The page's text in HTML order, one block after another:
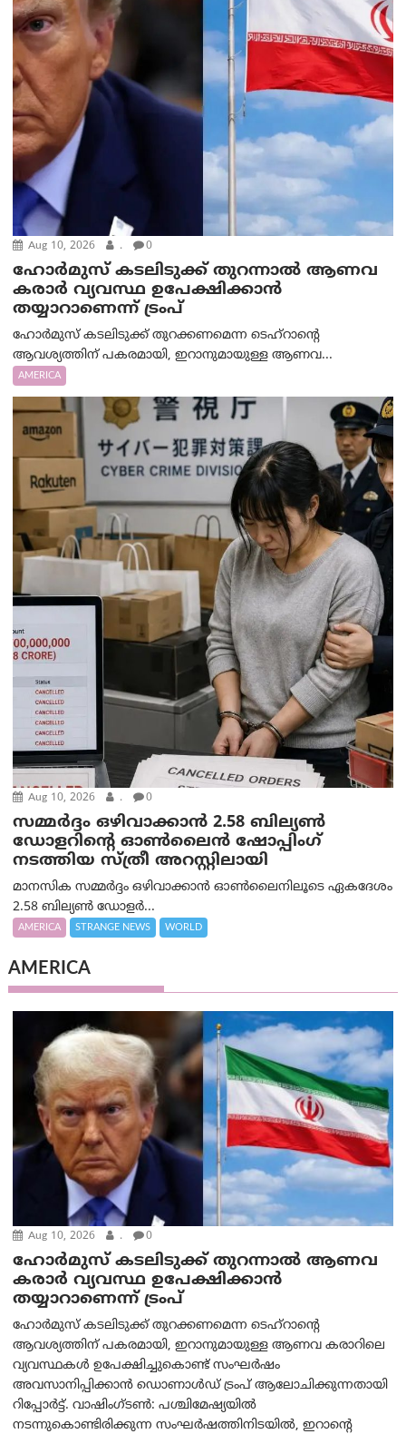
Aug 10, 2026 . 0
ഹോർമുസ് കടലിടുക്ക് തുറന്നാൽ ആണവ
കരാർ വ്യവസ്ഥ ഉപേക്ഷിക്കാൻ
തയ്യാറാണെന്ന് ട്രം‌പ്
ഹോർമുസ് കടലിടുക്ക് തുറക്കണമെന്ന ടെഹ്‌റാന്റെ
ആവശ്യത്തിന് പകരമായി, ഇറാനുമായുള്ള ആണവ...
AMERICA
Aug 10, 2026 . 0
സമ്മര്‍ദ്ദം ഒഴിവാക്കാന്‍ 2.58 ബില്യൺ
ഡോളറിന്റെ ഓണ്‍ലൈന്‍ ഷോപ്പിംഗ്
നടത്തിയ സ്ത്രീ അറസ്റ്റിലായി
മാനസിക സമ്മര്‍ദ്ദം ഒഴിവാക്കാന്‍ ഓണ്‍ലൈനിലൂടെ ഏകദേശം
2.58 ബില്യൺ ഡോളർ...
AMERICA STRANGE NEWS WORLD
AMERICA
Aug 10, 2026 . 0
ഹോർമുസ് കടലിടുക്ക് തുറന്നാൽ ആണവ
കരാർ വ്യവസ്ഥ ഉപേക്ഷിക്കാൻ
തയ്യാറാണെന്ന് ട്രം‌പ്
ഹോർമുസ് കടലിടുക്ക് തുറക്കണമെന്ന ടെഹ്‌റാന്റെ
ആവശ്യത്തിന് പകരമായി, ഇറാനുമായുള്ള ആണവ കരാറിലെ
വ്യവസ്ഥകൾ ഉപേക്ഷിച്ചുകൊണ്ട് സംഘർഷം
അവസാനിപ്പിക്കാൻ ഡൊണാൾഡ് ട്രംപ് ആലോചിക്കുന്നതായി
റിപ്പോർട്ട്. വാഷിംഗ്ടണ്‍: പശ്ചിമേഷ്യയിൽ
നടന്നുകൊണ്ടിരിക്കുന്ന സംഘർഷത്തിനിടയിൽ, ഇറാന്റെ